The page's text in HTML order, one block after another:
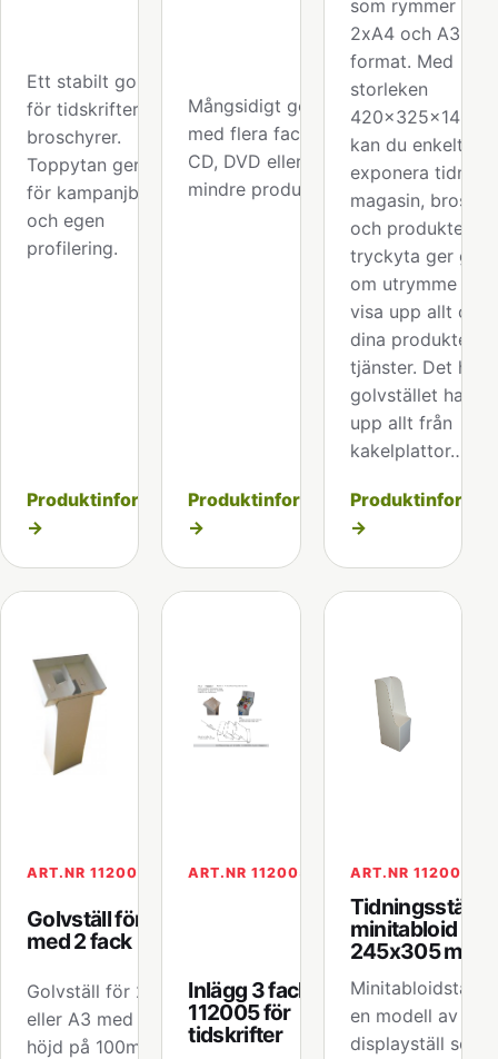
Ett stabilt golvställ
för tidskrifter och
broschyrer.
Toppytan ger plats
för kampanjbudskap
och egen
profilering.
Produktinformation
→
Mångsidigt golvställ
med flera fack för
CD, DVD eller andra
mindre produkter.
Produktinformation
→
som rymmer
2xA4 och A3-
format. Med
storleken
kan du enkelt
exponera
magasin,
och produkter.
tryckyta ger gott
om utrymme att
visa upp allt om
dina produkter
tjänster. Det här
golvstället har
upp allt från
kakelplattor…
→
ART.NR 112005
Golvställ för A4
med 2 fack
Golvställ för 2xA4
eller A3 med en
höjd på 100mm
ART.NR 112005.01
Inlägg 3 fack till
112005 för
tidskrifter
ART.NR 112006
Tidningsställ
minitabloid
245x305 mm
Minitabloidstället
en modell av
displayställ som